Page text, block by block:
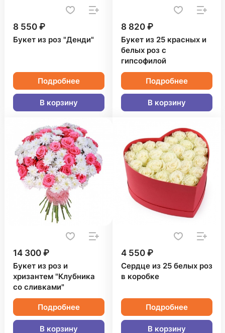
8 550 ₽
Букет из роз "Денди"
Подробнее
В корзину
8 820 ₽
Букет из 25 красных и
белых роз с
гипсофилой
Подробнее
В корзину
14 300 ₽
Букет из роз и
хризантем "Клубника
со сливками"
Подробнее
В корзину
4 550 ₽
Сердце из 25 белых роз
в коробке
Подробнее
В корзину